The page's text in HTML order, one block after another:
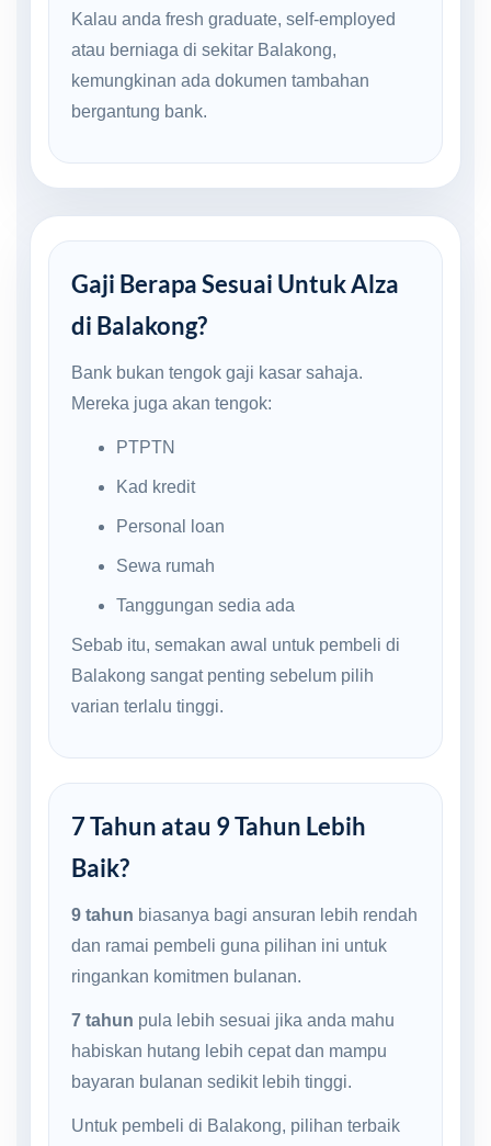
Kalau anda fresh graduate, self-employed
atau berniaga di sekitar Balakong,
kemungkinan ada dokumen tambahan
bergantung bank.
Gaji Berapa Sesuai Untuk Alza
di Balakong?
Bank bukan tengok gaji kasar sahaja.
Mereka juga akan tengok:
PTPTN
Kad kredit
Personal loan
Sewa rumah
Tanggungan sedia ada
Sebab itu, semakan awal untuk pembeli di
Balakong sangat penting sebelum pilih
varian terlalu tinggi.
7 Tahun atau 9 Tahun Lebih
Baik?
9 tahun biasanya bagi ansuran lebih rendah
dan ramai pembeli guna pilihan ini untuk
ringankan komitmen bulanan.
7 tahun pula lebih sesuai jika anda mahu
habiskan hutang lebih cepat dan mampu
bayaran bulanan sedikit lebih tinggi.
Untuk pembeli di Balakong, pilihan terbaik